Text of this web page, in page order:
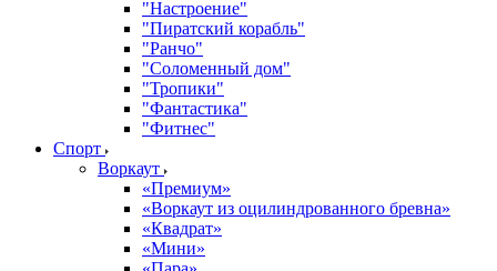
"Настроение"
"Пиратский корабль"
"Ранчо"
"Соломенный дом"
"Тропики"
"Фантастика"
"Фитнес"
Спорт
Воркаут
«Премиум»
«Воркаут из оцилиндрованного бревна»
«Квадрат»
«Мини»